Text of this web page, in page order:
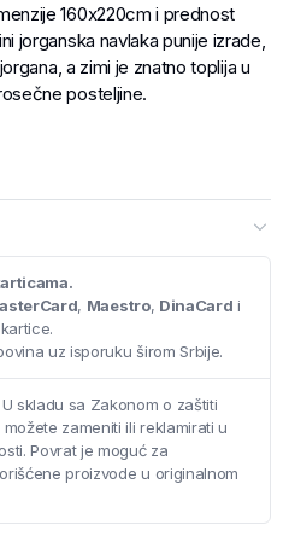
160x220cm i prednost
jorganska navlaka punije izrade,
a zimi je znatno toplija u
posteljine.
, Maestro, DinaCard i
kartice.
uz isporuku širom Srbije.
U skladu sa Zakonom o zaštiti
zameniti ili reklamirati u
Povrat je moguć za
proizvode u originalnom